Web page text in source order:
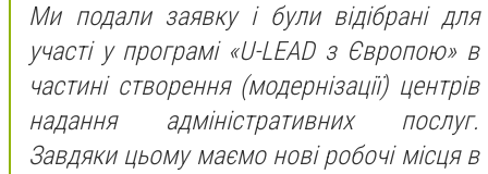
Ми подали заявку і були відібрані для
участі у програмі «U-LEAD з Європою» в
частині створення (модернізації) центрів
надання адміністративних послуг.
Завдяки цьому маємо нові робочі місця в